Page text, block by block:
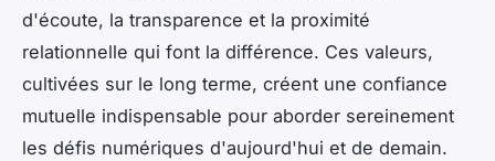
d'écoute, la transparence et la proximité
relationnelle qui font la différence. Ces valeurs,
cultivées sur le long terme, créent une confiance
mutuelle indispensable pour aborder sereinement
les défis numériques d'aujourd'hui et de demain.